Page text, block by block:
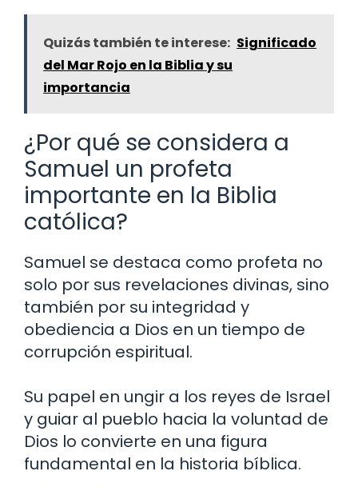
Quizás también te interese: Significado
del Mar Rojo en la Biblia y su
importancia
¿Por qué se considera a
Samuel un profeta
importante en la Biblia
católica?
Samuel se destaca como profeta no
solo por sus revelaciones divinas, sino
también por su integridad y
obediencia a Dios en un tiempo de
corrupción espiritual.
Su papel en ungir a los reyes de Israel
y guiar al pueblo hacia la voluntad de
Dios lo convierte en una figura
fundamental en la historia bíblica.